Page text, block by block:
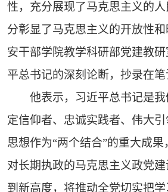
性，充分展现了马克思主义的
分彰显了马克思主义的开放性
安干部学院教学科研部党建教
平总书记的深刻论断，抄录在笔
他表示，习近平总书记是我
定信仰者、忠诚实践者、伟大
思想作为“两个结合”的重大成
对长期执政的马克思主义政党
到新高度，将推动全党切实把